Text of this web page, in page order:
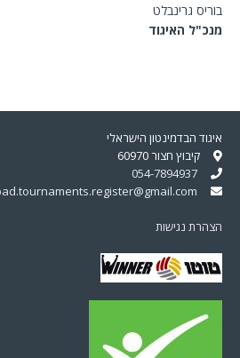
בוריס גרינבלט
מנכ"ל האיגוד
איגוד הבדמינטון הישראלי
קיבוץ חצור 60970
054-7894937
הצהרת נגישות